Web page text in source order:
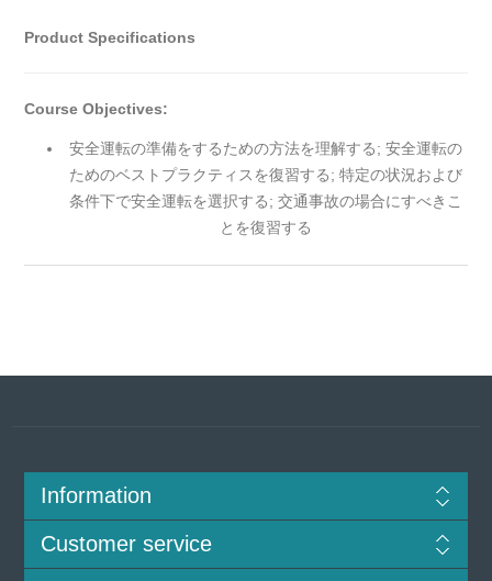
Product Specifications
Course Objectives:
安全運転の準備をするための方法を理解する; 安全運転の
ためのベストプラクティスを復習する; 特定の状況および
条件下で安全運転を選択する; 交通事故の場合にすべきこ
とを復習する
Information
Customer service